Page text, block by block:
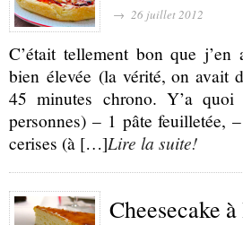
→ 26 juillet 2012
C’était tellement bon que
bien élevée (la vérité, on avait
45 minutes chrono. Y’a
personnes) – 1 pâte feuilletée,
cerises (à […]Lire la suite!
Cheesecake